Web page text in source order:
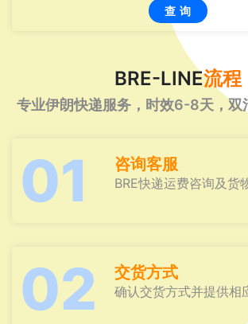
查 询
BRE-LINE流程
专业伊朗快递服务，时效6-8天，双
01 咨询客服
BRE快递运费咨询及货
02 交货方式
确认交货方式并提供相